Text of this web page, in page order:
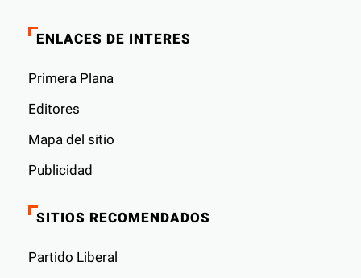
ENLACES DE INTERES
Primera Plana
Editores
Mapa del sitio
Publicidad
SITIOS RECOMENDADOS
Partido Liberal